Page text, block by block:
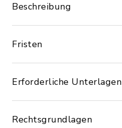
Beschreibung
Fristen
Erforderliche Unterlagen
Rechtsgrundlagen